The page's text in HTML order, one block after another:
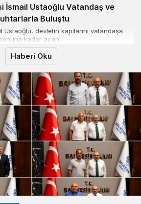
İsmail Ustaoğlu Vatandaş ve
Buluştu
Ustaoğlu, devletin kapılarını vatandaşa
sonuna kadar açan...
Haberi Oku